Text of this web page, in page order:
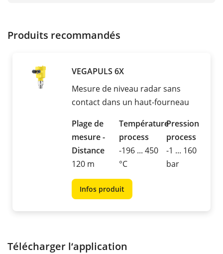
Produits recommandés
VEGAPULS 6X
Mesure de niveau radar sans
contact dans un haut-fourneau
Plage de
mesure -
Distance
120 m
Température
process
-196 ... 450
°C
Pression
process
-1 ... 160
bar
Infos produit
Télécharger l‘application